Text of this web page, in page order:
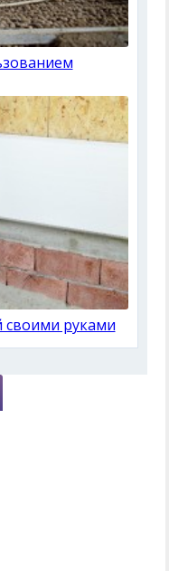
своими руками